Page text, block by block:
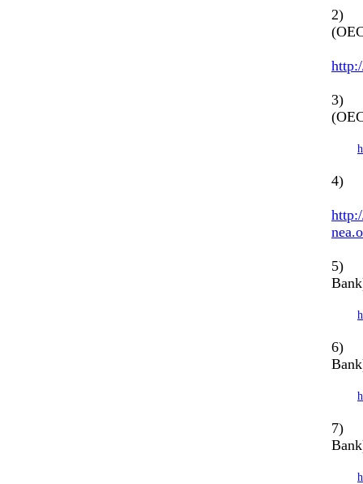
2)
3)
4)
5)
6)
7)